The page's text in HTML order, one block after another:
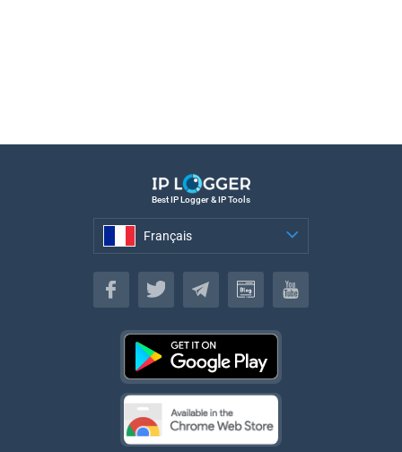
Best IP Logger & IP Tools
Français
Français